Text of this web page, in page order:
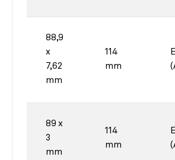
88,9
x
7,62
mm
114
mm
89 x
3
mm
114
mm